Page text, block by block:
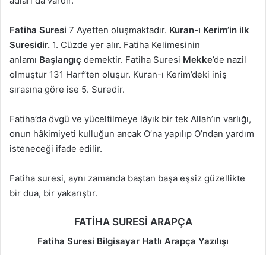
Fatiha Suresi 7 Ayetten oluşmaktadır. Kuran-ı Kerim’in ilk
Suresidir. 1. Cüzde yer alır. Fatiha Kelimesinin
anlamı Başlangıç demektir. Fatiha Suresi Mekke’de nazil
olmuştur 131 Harf’ten oluşur. Kuran-ı Kerim’deki iniş
sırasına göre ise 5. Suredir.
Fatiha’da övgü ve yüceltilmeye lâyık bir tek Allah’ın varlığı,
onun hâkimiyeti kulluğun ancak O’na yapılıp O’ndan yardım
isteneceği ifade edilir.
Fatiha suresi, aynı zamanda baştan başa eşsiz güzellikte
bir dua, bir yakarıştır.
FATİHA SURESİ ARAPÇA
Fatiha Suresi Bilgisayar Hatlı Arapça Yazılışı